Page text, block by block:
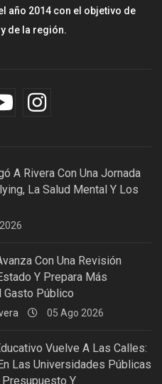
año 2014 con el objetivo de
de la región.
A Rivera Con Una Jornada
La Salud Mental Y Los
Con Una Revisión
Y Prepara Más
Gasto Público
05 Ago 2026
Vuelve A Las Calles:
Las Universidades Públicas
Y